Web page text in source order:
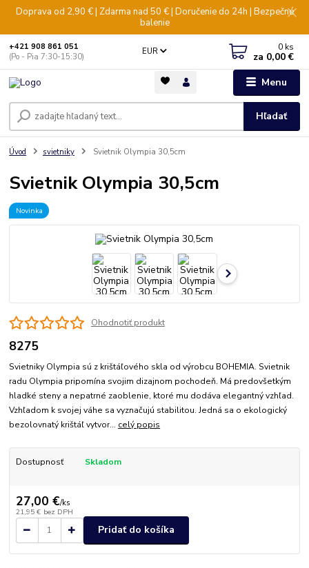
Doprava od 2,90 € | Zdarma nad 50 € | Doručenie do 24h | Bezpečné
balenie
Menu
EUR
Hľadať
+421 908 861 051
(Po - Pia 7:30-15:30)
0 ks
za 0,00 €
Úvod svietniky Svietnik Olympia 30,5cm
Svietnik Olympia 30,5cm
Novinka
Ohodnotiť produkt
8275
Svietniky Olympia sú z krištáľového skla od výrobcu BOHEMIA. Svietnik
radu Olympia pripomína svojim dizajnom pochodeň. Má predovšetkým
hladké steny a nepatrné zaoblenie, ktoré mu dodáva elegantný vzhľad.
Vzhľadom k svojej váhe sa vyznačujú stabilitou. Jedná sa o ekologický
bezolovnatý krištáľ vytvor... celý popis
Dostupnosť Skladom
27,00 €/ks
21,95 € bez DPH
Pridať do košíka